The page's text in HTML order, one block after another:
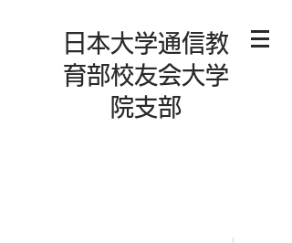
日本大学通信教
育部校友会大学
院支部